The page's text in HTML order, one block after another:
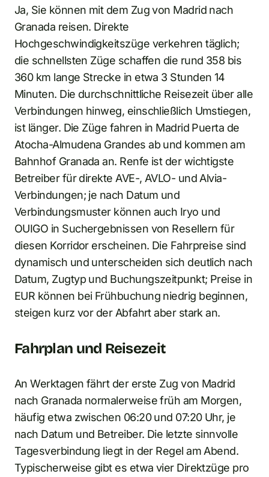
Ja, Sie können mit dem Zug von Madrid nach
Granada reisen. Direkte
Hochgeschwindigkeitszüge verkehren täglich;
die schnellsten Züge schaffen die rund 358 bis
360 km lange Strecke in etwa 3 Stunden 14
Minuten. Die durchschnittliche Reisezeit über alle
Verbindungen hinweg, einschließlich Umstiegen,
ist länger. Die Züge fahren in Madrid Puerta de
Atocha-Almudena Grandes ab und kommen am
Bahnhof Granada an. Renfe ist der wichtigste
Betreiber für direkte AVE-, AVLO- und Alvia-
Verbindungen; je nach Datum und
Verbindungsmuster können auch Iryo und
OUIGO in Suchergebnissen von Resellern für
diesen Korridor erscheinen. Die Fahrpreise sind
dynamisch und unterscheiden sich deutlich nach
Datum, Zugtyp und Buchungszeitpunkt; Preise in
EUR können bei Frühbuchung niedrig beginnen,
steigen kurz vor der Abfahrt aber stark an.
Fahrplan und Reisezeit
An Werktagen fährt der erste Zug von Madrid
nach Granada normalerweise früh am Morgen,
häufig etwa zwischen 06:20 und 07:20 Uhr, je
nach Datum und Betreiber. Die letzte sinnvolle
Tagesverbindung liegt in der Regel am Abend.
Typischerweise gibt es etwa vier Direktzüge pro